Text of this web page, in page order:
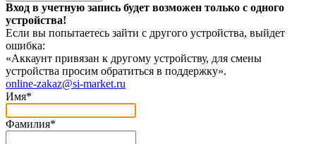
Вход в учетную запись будет возможен только с одного
устройства!
Если вы попытаетесь зайти с другого устройства, выйдет
ошибка:
«Аккаунт привязан к другому устройству, для смены
устройства просим обратиться в поддержку».
online-zakaz@si-market.ru
Имя*
Фамилия*